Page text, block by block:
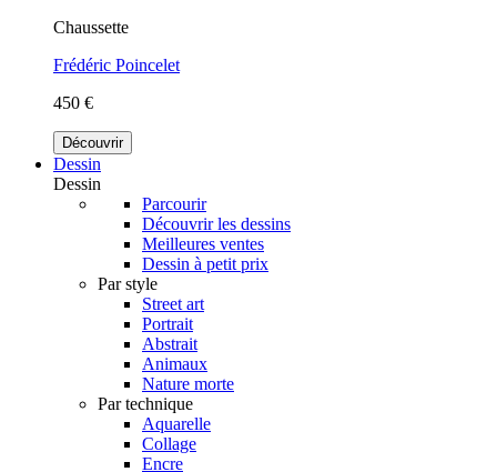
Chaussette
Frédéric Poincelet
450 €
Découvrir
Dessin
Dessin
Parcourir
Découvrir les dessins
Meilleures ventes
Dessin à petit prix
Par style
Street art
Portrait
Abstrait
Animaux
Nature morte
Par technique
Aquarelle
Collage
Encre